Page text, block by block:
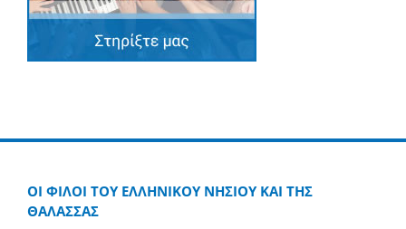
ΟΙ ΦΙΛΟΙ ΤΟΥ ΕΛΛΗΝΙΚΟΥ ΝΗΣΙΟΥ ΚΑΙ ΤΗΣ
ΘΑΛΑΣΣΑΣ